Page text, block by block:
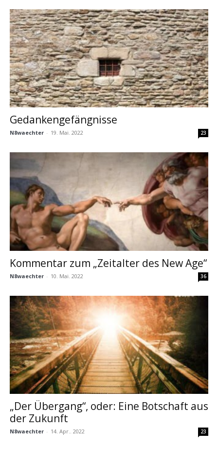
Gedankengefängnisse
N8waechter - 19. Mai. 2022 23
Kommentar zum „Zeitalter des New Age“
N8waechter - 10. Mai. 2022 36
„Der Übergang“, oder: Eine Botschaft aus
der Zukunft
N8waechter - 14. Apr.. 2022 23